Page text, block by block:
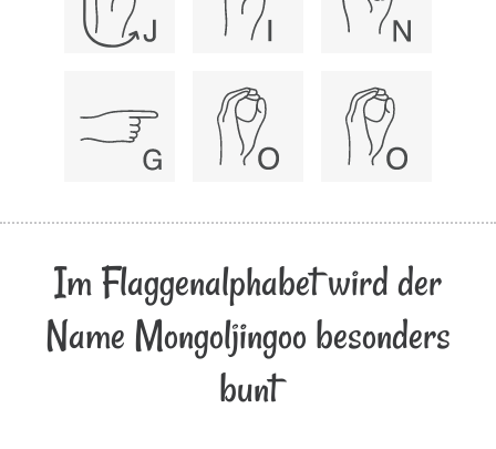
Im Flaggenalphabet wird der
Name Mongoljingoo besonders
bunt